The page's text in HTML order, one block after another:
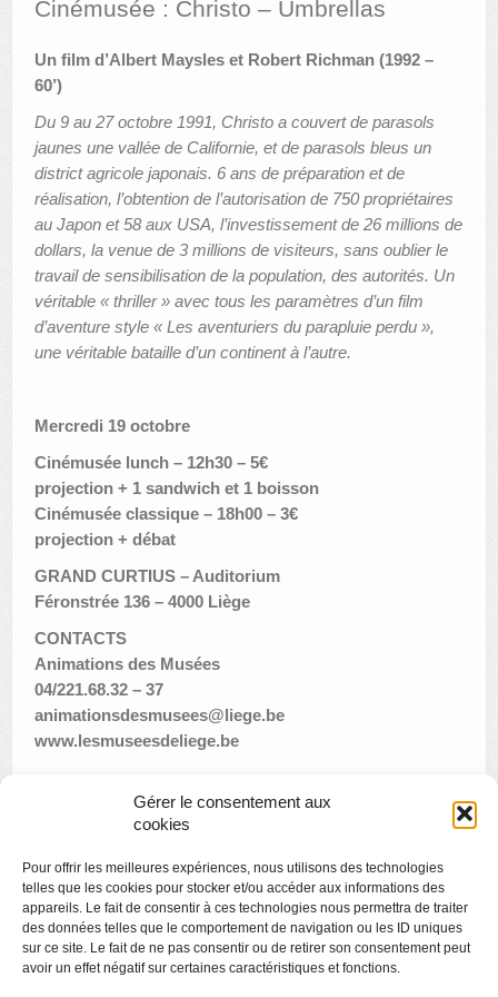
Gérer le consentement aux
cookies
Pour offrir les meilleures expériences, nous utilisons des technologies
telles que les cookies pour stocker et/ou accéder aux informations des
appareils. Le fait de consentir à ces technologies nous permettra de traiter
des données telles que le comportement de navigation ou les ID uniques
sur ce site. Le fait de ne pas consentir ou de retirer son consentement peut
avoir un effet négatif sur certaines caractéristiques et fonctions.
ANIMATIONS DES MUSÉES
PUBLICATIONS
LES APPELS À PROJETS
LE PORTAIL DES COLLECTIONS
Cinémusée : Christo – Umbrellas
Un film d’Albert Maysles et Robert Richman (1992 –
60’)
Du 9 au 27 octobre 1991, Christo a couvert de parasols
jaunes une vallée de Californie, et de parasols bleus un
district agricole japonais. 6 ans de préparation et de
réalisation, l’obtention de l’autorisation de 750 propriétaires
au Japon et 58 aux USA, l’investissement de 26 millions de
dollars, la venue de 3 millions de visiteurs, sans oublier le
travail de sensibilisation de la population, des autorités. Un
véritable « thriller » avec tous les paramètres d’un film
d’aventure style « Les aventuriers du parapluie perdu »,
une véritable bataille d’un continent à l’autre.
Mercredi 19 octobre
Cinémusée lunch – 12h30 – 5€
projection + 1 sandwich et 1 boisson
Cinémusée classique – 18h00 – 3€
projection + débat
GRAND CURTIUS – Auditorium
Féronstrée 136 – 4000 Liège
CONTACTS
Animations des Musées
04/221.68.32 – 37
animationsdesmusees@liege.be
www.lesmuseesdeliege.be
Visite thématique : traces de modernité
Créamusée : masques effrayants
Copyright